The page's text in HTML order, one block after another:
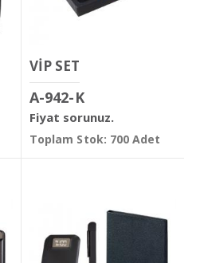
VİP SET
A-942-K
Fiyat sorunuz.
Toplam Stok: 700 Adet